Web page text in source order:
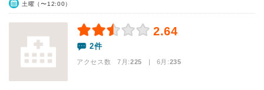
土曜（〜12:00）
2.64
2件
アクセス数 7月:225 | 6月:235